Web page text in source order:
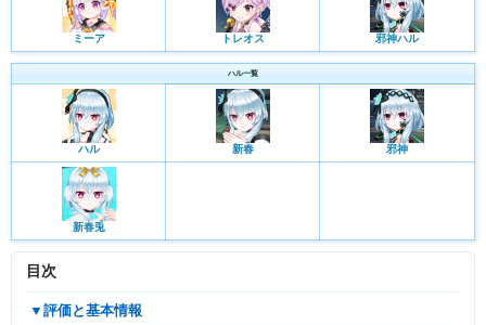
ミーア トレオス 邪神ハル
ハル一覧
ハル 新春 邪神
新春兎
目次
▼評価と基本情報